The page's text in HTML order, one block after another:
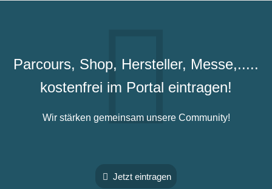
Parcours, Shop, Hersteller, Messe,.....
kostenfrei im Portal eintragen!
Wir stärken gemeinsam unsere Community!
Jetzt eintragen